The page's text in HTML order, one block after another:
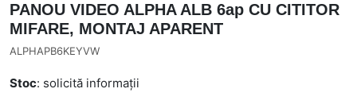
PANOU VIDEO ALPHA ALB 6ap CU CITITOR
MIFARE, MONTAJ APARENT
ALPHAPB6KEYVW
Stoc: solicită informații